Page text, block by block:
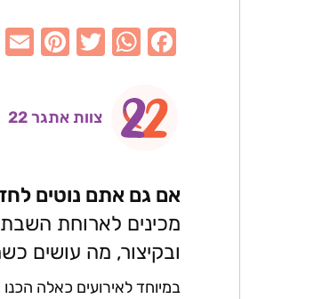
a
c
b
o
o
k
h
at
A
p
p
it
r
er
st
aiצוות אתגר 22
אם גם אתם נוטים
מכינים לארוחת
ובקיצור, מה עושים
במיוחד לאירועים כאלה